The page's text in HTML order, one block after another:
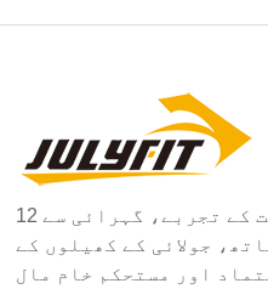
12 سال سے زیادہ صنعت کے تجربے، گہرائی سے
جولائی کے کھیلوں کے
اور مستحکم خام مال